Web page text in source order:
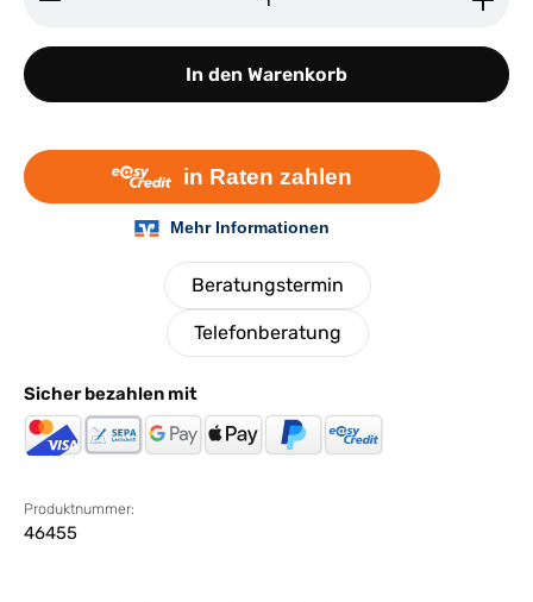
In den Warenkorb
Beratungstermin
Telefonberatung
Sicher bezahlen mit
Produktnummer:
46455